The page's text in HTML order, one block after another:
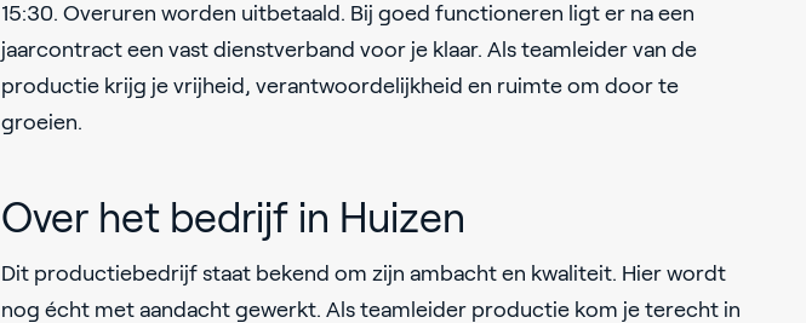
15:30. Overuren worden uitbetaald. Bij goed functioneren ligt er na een
jaarcontract een vast dienstverband voor je klaar. Als teamleider van de
productie krijg je vrijheid, verantwoordelijkheid en ruimte om door te
groeien.
Over het bedrijf in Huizen
Dit productiebedrijf staat bekend om zijn ambacht en kwaliteit. Hier wordt
nog écht met aandacht gewerkt. Als teamleider productie kom je terecht in